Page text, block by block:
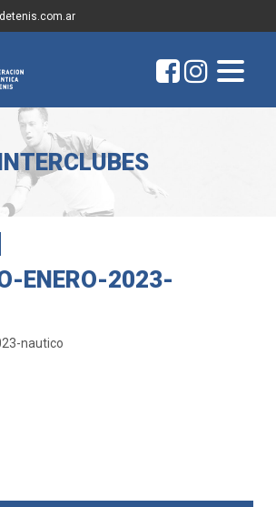
ENERO-2023-
nautico